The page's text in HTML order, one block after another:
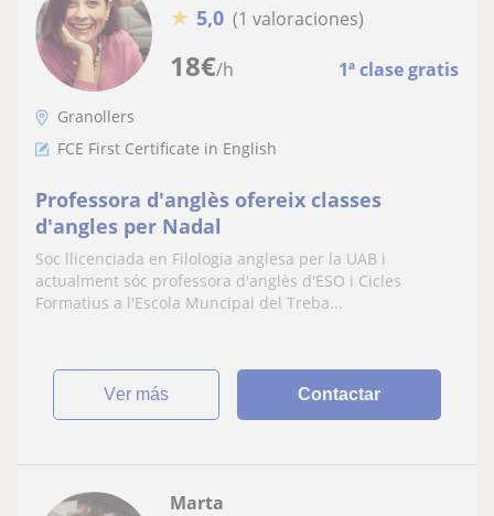
18€/h 1ª clase gratis
★ 5,0 (1 valoraciones)
Granollers
FCE First Certificate in English
Professora d'anglès ofereix classes
d'angles per Nadal
Soc llicenciada en Filologia anglesa per la UAB i
actualment sóc professora d'anglès d'ESO i Cicles
Formatius a l'Escola Muncipal del Treba...
ver más Contactar
Marta